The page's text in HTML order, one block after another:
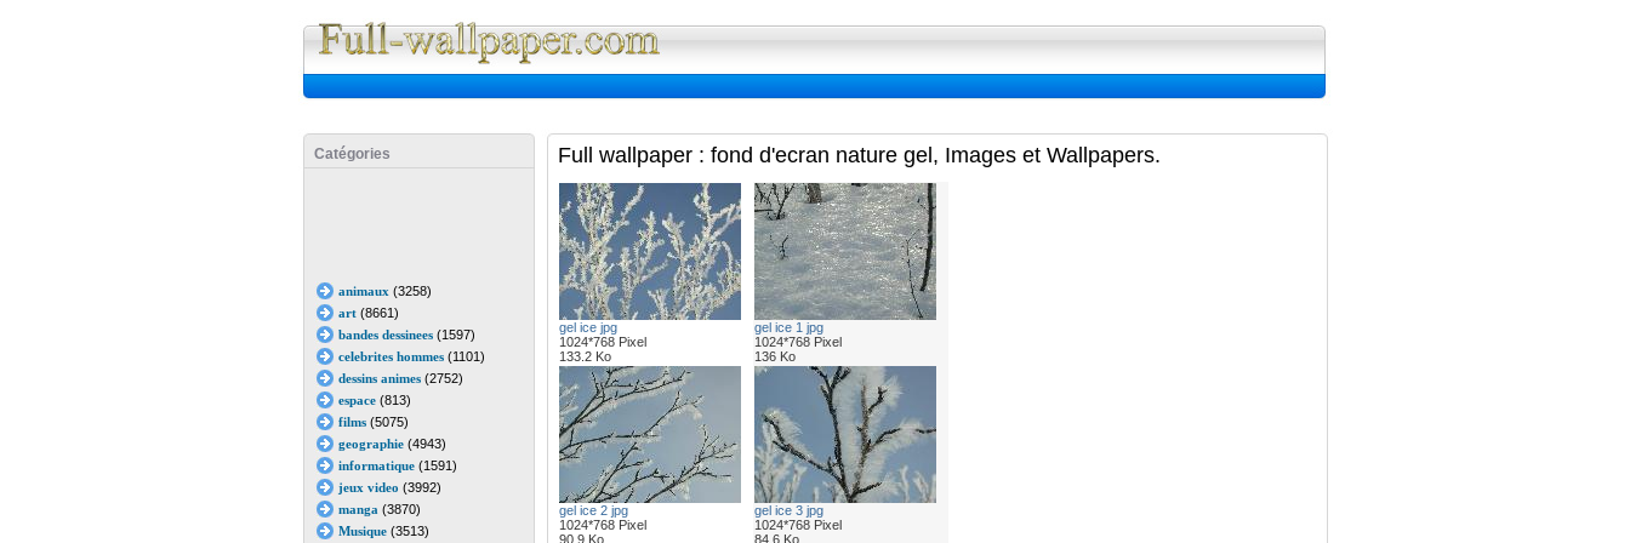
Catégories
animaux (3258)
art(8661)
bandes dessinees(1597)
celebrites hommes(1101)
dessins animes(2752)
espace(813)
films(5075)
geographie(4943)
informatique(1591)
jeux video (3992)
manga (3870)
Musique(3513)
Full wallpaper : fond d'ecran nature gel, Images et Wallpapers.
gel ice jpg
1024*768 Pixel
133.2 Ko
gel ice 1 jpg
1024*768 Pixel
136 Ko
gel ice 2 jpg
1024*768 Pixel
90.9 Ko
gel ice 3 jpg
1024*768 Pixel
84.6 Ko